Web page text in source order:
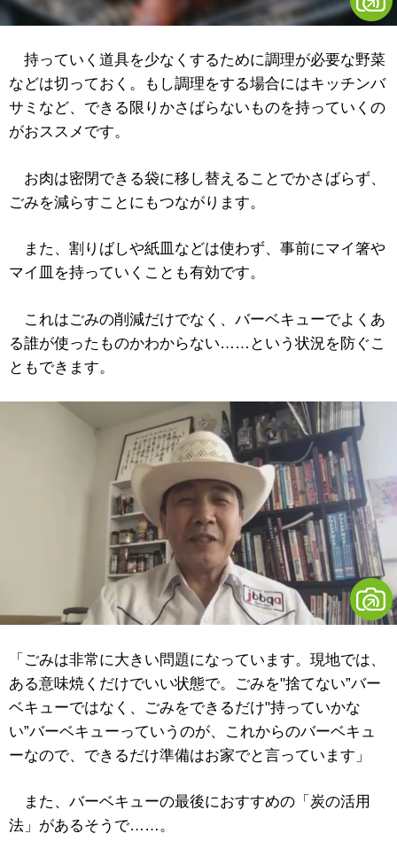
持っていく道具を少なくするために調理が必要な野菜
などは切っておく。もし調理をする場合にはキッチンバ
サミなど、できる限りかさばらないものを持っていくの
がおススメです。
お肉は密閉できる袋に移し替えることでかさばらず、
ごみを減らすことにもつながります。
また、割りばしや紙皿などは使わず、事前にマイ箸や
マイ皿を持っていくことも有効です。
これはごみの削減だけでなく、バーベキューでよくあ
る誰が使ったものかわからない……という状況を防ぐこ
ともできます。
「ごみは非常に大きい問題になっています。現地では、
ある意味焼くだけでいい状態で。ごみを"捨てない”バー
ベキューではなく、ごみをできるだけ"持っていかな
い”バーベキューっていうのが、これからのバーベキュ
ーなので、できるだけ準備はお家でと言っています」
また、バーベキューの最後におすすめの「炭の活用
法」があるそうで……。